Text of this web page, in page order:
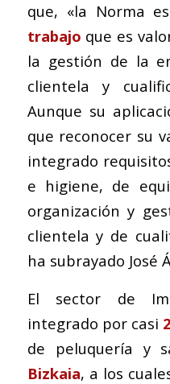
que, «la Norma
trabajo que es
la gestión de la
clientela y
Aunque su
que reconocer su
integrado
e higiene, de
organización y
clientela y de
ha subrayado José
El sector de
integrado por casi
de peluquería y
Bizkaia, a los